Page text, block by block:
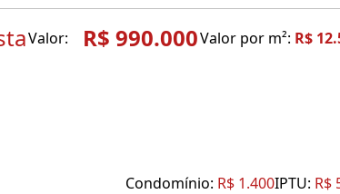
Valor: R$ 990.000Valor por m²: R$
Condomínio: R$ 1.400IPTU: R$